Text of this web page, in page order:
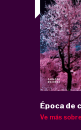
Época de
Ve más